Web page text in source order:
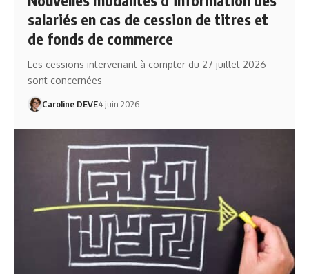
salariés en cas de cession de titres et
de fonds de commerce
Les cessions intervenant à compter du 27 juillet 2026
sont concernées
Caroline DEVE4 juin 2026